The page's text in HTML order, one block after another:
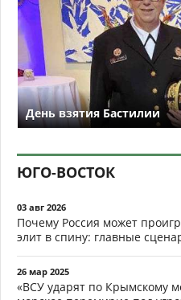
День взятия Бастилии
ЮГО-ВОСТОК
03 авг 2026
Почему Россия может
элит в спину: главные
26 мар 2025
«ВСУ ударят по Крымскому